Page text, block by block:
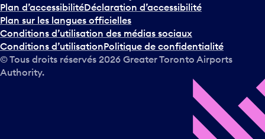
Plan d’accessibilitéDéclaration d’accessibilité
Plan sur les langues officielles
Conditions d’utilisation des médias sociaux
Conditions d’utilisationPolitique de confidentialité
© Tous droits réservés 2026 Greater Toronto Airports
Authority.